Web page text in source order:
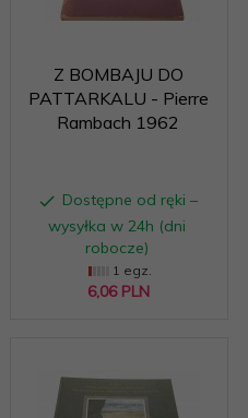
Z BOMBAJU DO
PATTARKALU - Pierre
Rambach 1962
Dostępne od ręki –
wysyłka w 24h (dni
robocze)
1 egz.
6,06 PLN